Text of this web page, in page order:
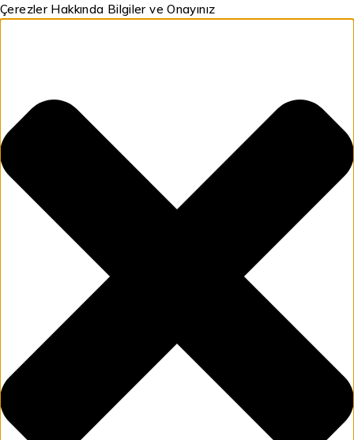
Çerezler Hakkında Bilgiler ve Onayınız